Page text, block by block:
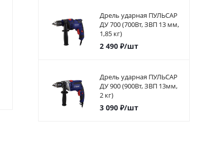
минеральное
590₽/шт
минеральное
1л )
520
Дрель ударная ПУЛЬСАР
ДУ 700 (700Вт, ЗВП 13 мм,
1,85 кг)
2 490₽/шт
Дрель ударная ПУЛЬСАР
ДУ 900 (900Вт, ЗВП 13мм,
2 кг)
3 090₽/шт